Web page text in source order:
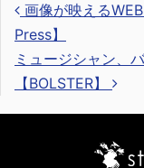
投稿ナ
画像が映える
Press】
ミュージシャン、
【BOLSTER】